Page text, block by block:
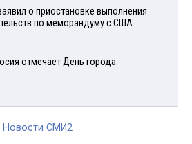
о приостановке выполнения
по меморандуму с США
отмечает День города
Новости СМИ2